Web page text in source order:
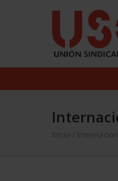
Inicio